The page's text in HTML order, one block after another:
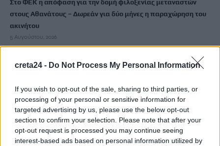
creta24 - Do Not Process My Personal Information
If you wish to opt-out of the sale, sharing to third parties, or
processing of your personal or sensitive information for
targeted advertising by us, please use the below opt-out
section to confirm your selection. Please note that after your
opt-out request is processed you may continue seeing
interest-based ads based on personal information utilized by
Στο ΦΕΚ η απόφαση για την δομή φιλοξενίας μεταναστών
στους Αθανάτους – Δωρεάν για δύο μήνες η παραχώρηση του
ακινήτου
5 Αυγούστου, 2026
Ακριβά στοιχίζει η βουτιά: Οι τιμές στις ξαπλώστρες σε
5 Αυγούστου, 2026
e-ΕΦΚΑ: Πότε καταβάλλεται το αδειοδωρόσημο στους
οικοδόμους
5 Αυγούστου, 2026